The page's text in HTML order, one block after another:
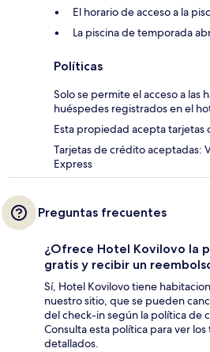
El horario de acceso a la
La piscina de temporada
Políticas
Solo se permite el acceso a las
huéspedes registrados en el
Esta propiedad acepta tarjetas
Tarjetas de crédito aceptadas:
Express
Preguntas frecuentes
¿Ofrece Hotel Kovilovo la
gratis y recibir un
Sí, Hotel Kovilovo tiene
nuestro sitio, que se pueden
del check-in según la política de
Consulta esta política para ver
detallados.